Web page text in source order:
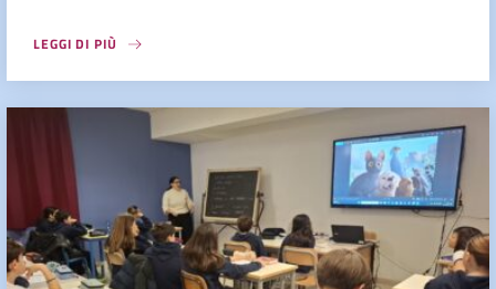
LEGGI DI PIÙ